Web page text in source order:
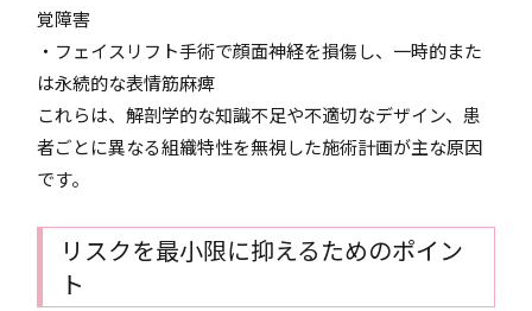
覚障害
・フェイスリフト手術で顔面神経を損傷し、一時的また
は永続的な表情筋麻痺
これらは、解剖学的な知識不足や不適切なデザイン、患
者ごとに異なる組織特性を無視した施術計画が主な原因
です。
リスクを最小限に抑えるためのポイン
ト